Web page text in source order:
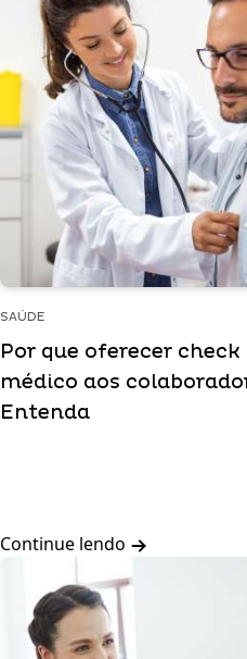
SAÚDE
Por que oferecer check
médico aos
Entenda
Continue lendo